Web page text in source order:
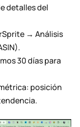
detalles del
→ Análisis
30 días para
posición